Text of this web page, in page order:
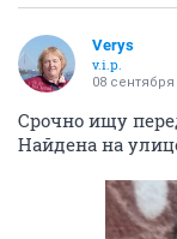
Verys
v.i.p.
08 сентября
Срочно ищу
Найдена на